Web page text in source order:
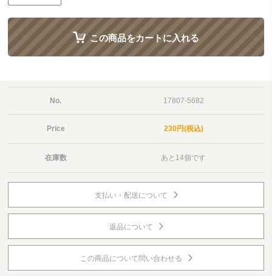
この商品をカートに入れる
No. 17807-5682
Price 230円(税込)
在庫数 あと14個です
支払い・配送について
返品について
この商品について問い合わせる